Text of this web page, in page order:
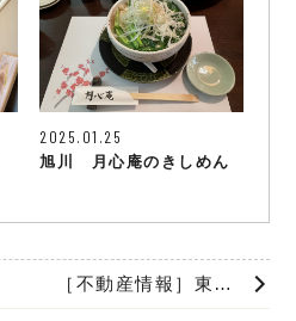
2025.01.25
旭川 月心庵のきしめん
［不動産情報］東旭川［分譲地］建築条件付き土地紹介します